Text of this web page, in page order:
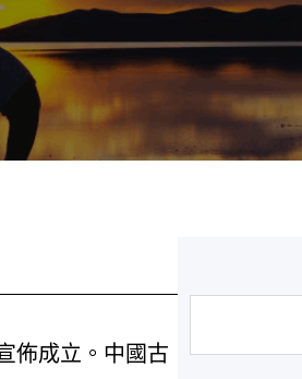
佈成立。中國古
尋